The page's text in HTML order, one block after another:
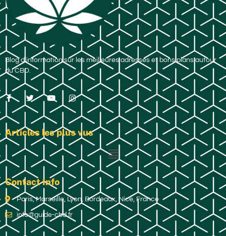
Blog d’information sur les meilleures adresses et bons plans autour
du CBD.
Articles les plus vus
Contact Info
Paris, Marseille, Lyon, Bordeaux, Nice, France
info@guide-cbd.fr